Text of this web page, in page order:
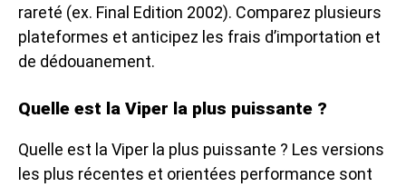
rareté (ex. Final Edition 2002). Comparez plusieurs
plateformes et anticipez les frais d’importation et
de dédouanement.
Quelle est la Viper la plus puissante ?
Quelle est la Viper la plus puissante ? Les versions
les plus récentes et orientées performance sont